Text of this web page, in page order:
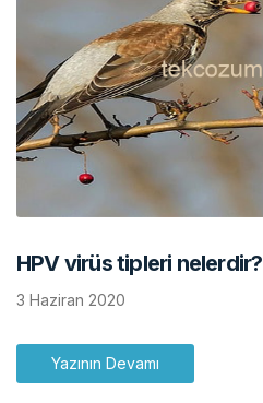
HPV virüs tipleri nelerdir?
3 Haziran 2020
Yazının Devamı